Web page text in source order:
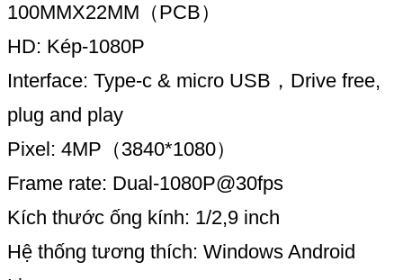
100MMX22MM（PCB）
HD: Kép-1080P
Interface: Type-c & micro USB，Drive free,
plug and play
Pixel: 4MP（3840*1080）
Frame rate: Dual-1080P@30fps
Kích thước ống kính: 1/2,9 inch
Hệ thống tương thích: Windows Android